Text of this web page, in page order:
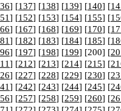
] [137] [138] [139] [140] [
] [152] [153] [154] [155] [
] [167] [168] [169] [170] [
] [182] [183] [184] [185] [
] [197] [198] [199] [200] [
] [212] [213] [214] [215] [
] [227] [228] [229] [230] [
] [242] [243] [244] [245] [
] [257] [258] [259] [260] [